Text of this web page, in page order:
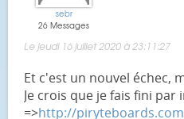
sebr
26 Messages
Le jeudi 16 juillet 2020 à 23:11:27
Et c'est un nouvel échec,
Je crois que je fais fini par
=>http://